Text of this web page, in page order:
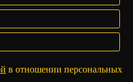
в отношении персональных